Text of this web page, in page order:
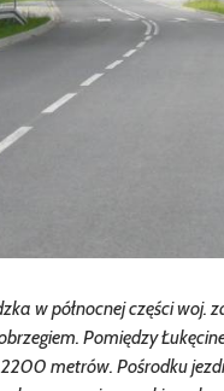
w północnej części woj.
Pomiędzy
metrów. Pośrodku